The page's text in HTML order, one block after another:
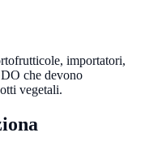
importatori,
che devono
vegetali.